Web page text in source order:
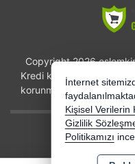
Copyright 2026
Kredi kartı bilgileriniz
korunmaktadır.
Bu site AKINSOFT
İnternet
Kişisel Verilerin
Gizlilik
Politikamızı